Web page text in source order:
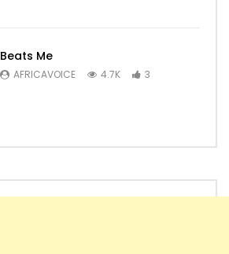
Beats Me
AFRICAVOICE 4.7K 3